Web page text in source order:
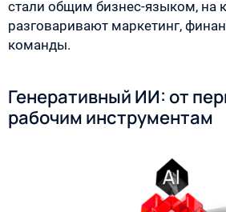
стали общим бизнес-языком, на
разговаривают маркетинг,
команды.
Генеративный ИИ: от
рабочим инструментам